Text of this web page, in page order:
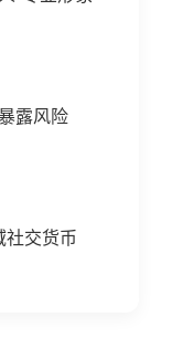
露风险
社交货币